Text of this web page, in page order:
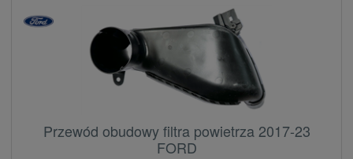
Przewód obudowy filtra powietrza 2017-23
FORD